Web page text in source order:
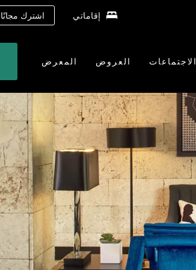
إقاماتي اشترك مجانًا
الاجتماعات العروض المعرض